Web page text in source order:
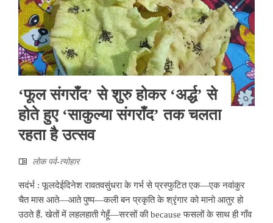
‘फूल संगराँद’ से शुरु होकर ‘अर्द्ध’ से
होते हुए ‘साकुल्या संगराँद’ तक चलता
रहता है उत्सव
लोक पर्व-त्योहार
सदंर्भ : फूलदेईदिनेश रावतवसुंधरा के गर्भ से प्रस्फुटित एक—एक नवांकुर
चैत मास आते—आते पुष्प—कली बन प्रकृति के श्रृंगार को मानो आतुर हो
उठते हैं. खेतों में लहलहाती गेहूँ—सरसों की because फसलों के साथ ही गाँव